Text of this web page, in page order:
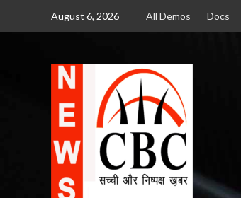
August 6, 2026 All Demos Docs